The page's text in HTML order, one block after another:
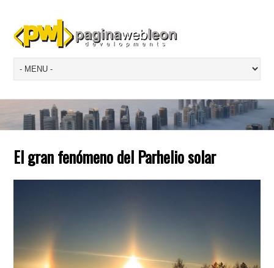
El gran fenómeno del Parhelio solar